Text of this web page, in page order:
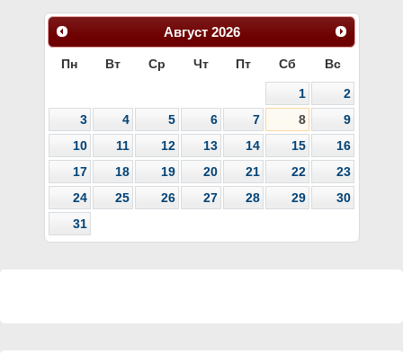
Август 2026
Пн Вт Ср Чт Пт Сб Вс
1
2
3
4 5 6 7 8
9
10
11 12 13 14 15
16
17
18 19 20 21 22
23
24
25 26 27 28 29
30
31